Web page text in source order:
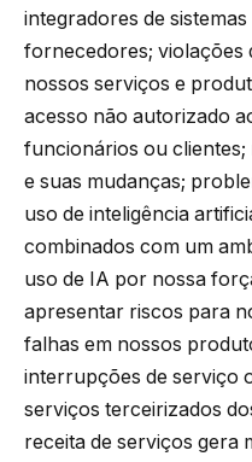
integradores de sistemas
fornecedores; violações
nossos serviços e
acesso não autorizado
funcionários ou
e suas mudanças;
uso de inteligência
combinados com um
uso de IA por nossa
apresentar riscos para
falhas em nossos
interrupções de serviço
serviços terceirizados
receita de serviços gera